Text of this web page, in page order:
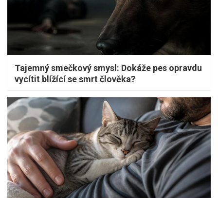
Tajemný smečkový smysl: Dokáže pes opravdu
vycítit blížící se smrt člověka?